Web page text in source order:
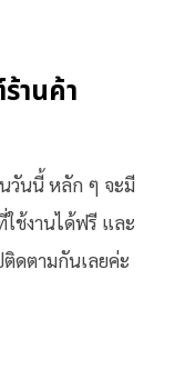
านค้า
วันนี้ หลัก ๆ จะมี
ใช้งานได้ฟรี และ
ติดตามกันเลยค่ะ